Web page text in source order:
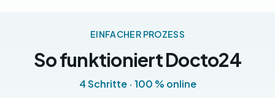
EINFACHER PROZESS
So funktioniert Docto24
4 Schritte · 100 % online